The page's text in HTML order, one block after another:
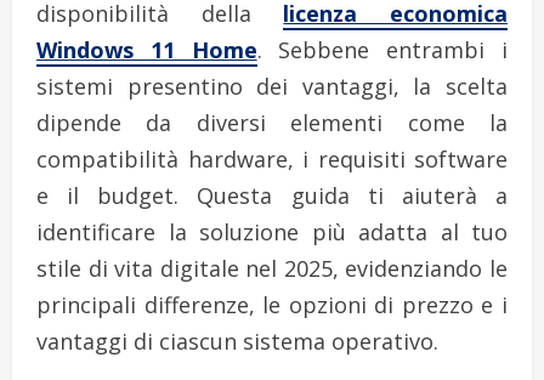
disponibilità della licenza economica
Windows 11 Home. Sebbene entrambi i
sistemi presentino dei vantaggi, la scelta
dipende da diversi elementi come la
compatibilità hardware, i requisiti software
e il budget. Questa guida ti aiuterà a
identificare la soluzione più adatta al tuo
stile di vita digitale nel 2025, evidenziando le
principali differenze, le opzioni di prezzo e i
vantaggi di ciascun sistema operativo.